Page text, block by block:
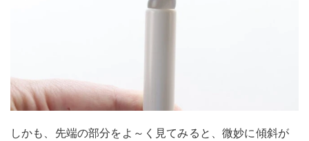
しかも、先端の部分をよ～く見てみると、微妙に傾斜が